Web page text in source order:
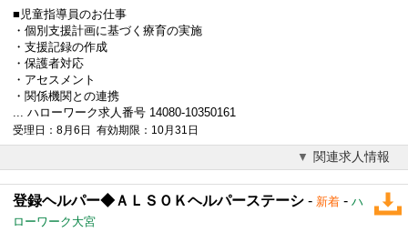
■児童指導員のお仕事
・個別支援計画に基づく療育の実施
・支援記録の作成
・保護者対応
・アセスメント
・関係機関との連携
... ハローワーク求人番号 14080-10350161
受理日：8月6日 有効期限：10月31日
関連求人情報
登録ヘルパー◆ＡＬＳＯＫヘルパーステーシ - 新着 - ハ
ローワーク大宮